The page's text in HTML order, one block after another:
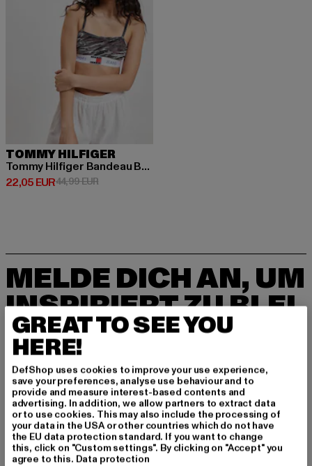
TOMMY HILFIGER
Tommy Hilfiger Bandeau Bralette Unterwäsche
22,05 EUR
Derzeitiger Preis: 22,05 EUR
44,99 EURAktionspreis: 44,99 EUR
MELDE DICH AN, UM
INSPIRIERT ZU BLEI
BEN!
Melde dich hier für unseren Newsletter an und
erhalte künftig Informationen über aktuelle Tre
nds, Angebote und Gutscheine von DefShop p
er E-Mail!
An welchen Produkten bist du interessiert?
GREAT TO SEE YOU
HERE!
DefShop uses cookies to improve your use experience,
save your preferences, analyse use behaviour and to
provide and measure interest-based contents and
advertising. In addition, we allow partners to extract data
or to use cookies. This may also include the processing of
your data in the USA or other countries which do not have
the EU data protection standard. If you want to change
this, click on "Custom settings". By clicking on "Accept" you
agree to this. Data protection